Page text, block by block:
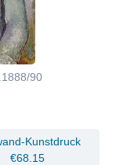
90
Kunstdruck
€68.15